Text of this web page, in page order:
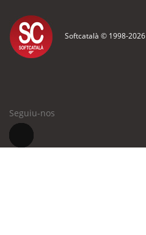
Softcatalà © 1998-2026
Seguiu-nos